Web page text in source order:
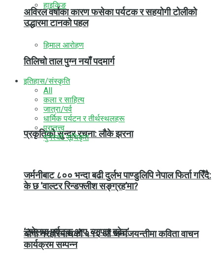
हाइकिङ
हिमाल आरोहण
प्रकृतिको सुन्दर रचना: लौके झरना
‘ठमेलमा पर्यटक आए, व्यापार बढेन’
अविरल वर्षाका कारण फसेका पर्यटक र सहयोगी टोलीको
उद्धारमा टानको पहल
तिलिचो ताल पुग्न नयाँ पदमार्ग
इतिहास/संस्कृति
All
कला र साहित्य
जात्रा/पर्व
धार्मिक पर्यटन र तीर्थस्थलहरू
पुरातत्त्व
युनेस्को सूचिकृत
जर्मनीबाट ८०० भन्दा बढी दुर्लभ पाण्डुलिपि नेपाल फिर्ता गरिँदै:
के छ ‘वाल्टर रिन्डफ्लीश सङ्ग्रह’मा?
योगी नरहरिनाथको ११२ औं जन्मजयन्तीमा कविता वाचन
कार्यक्रम सम्पन्न